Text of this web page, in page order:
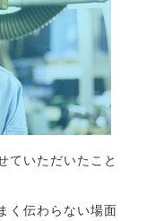
ていただいたこと
く伝わらない場面